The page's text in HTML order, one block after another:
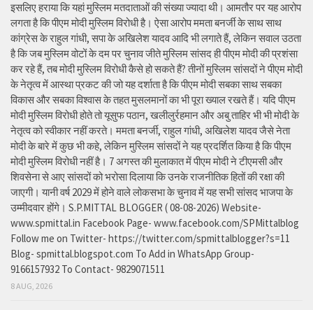
इसलिए हराया कि यहां मुस्लिम मतदाताओं की संख्या ज्यादा थी। आमतौर पर यह आरोप
लगता है कि पीएम मोदी मुस्लिम विरोधी है। ऐसा आरोप ममता बनर्जी के साथ साथ
कांग्रेस के राहुल गांधी, सपा के अखिलेश यादव आदि भी लगाते हैं, लेकिन सवाल उठता
है कि जब मुस्लिम वोटों के दम पर चुनाव जीते मुस्लिम सांसद ही पीएम मोदी की प्रशंसा
कर रहे हैं, तब मोदी मुस्लिम विरोधी कैसे हो सकते हैं? तीनों मुस्लिम सांसदों ने पीएम मोदी
के नेतृत्व में आस्था प्रकट की जो यह दर्शाता है कि पीएम मोदी सबका साथ सबका
विकास और सबका विश्वास के तहत मुसलमानों का भी पूरा ख्याल रखते हैं। यदि पीएम
मोदी मुस्लिम विरोधी होते तो यूसुफ पठान, खलीलुर्रहमान और अबु ताहिर भी भी मोदी के
नेतृत्व को स्वीकार नहीं करते। ममता बनर्जी, राहुल गांधी, अखिलेश यादव जैसे नेता
मोदी के बारे में कुछ भी कहे, लेकिन मुस्लिम सांसदों ने यह प्रदर्शित किया है कि पीएम
मोदी मुस्लिम विरोधी नहीं है। 7 अगस्त की मुलाकात में पीएम मोदी ने टीएमसी और
शिवसेना से आए सांसदों को भरोसा दिलाया कि उनके राजनीतिक हितों की रक्षा की
जाएगी। यानी वर्ष 2029 में होने वाले लोकसभा के चुनाव में यह सभी सांसद भाजपा के
उम्मीदवार होंगे। S.P.MITTAL BLOGGER ( 08-08-2026) Website-
www.spmittal.in Facebook Page- www.facebook.com/SPMittalblog
Follow me on Twitter- https://twitter.com/spmittalblogger?s=11
Blog- spmittal.blogspot.com To Add in WhatsApp Group-
9166157932 To Contact- 9829071511
8 AUG, 2026